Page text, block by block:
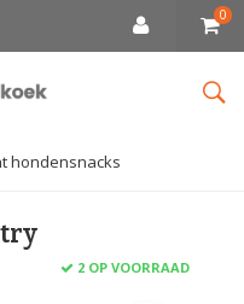
0
hondensnacks
2 OP VOORRAAD